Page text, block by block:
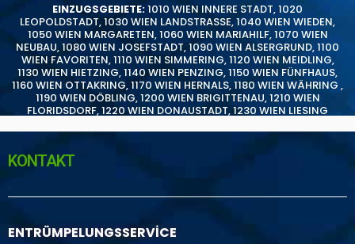
EINZUGSGEBIETE:1010 WIEN INNERE STADT,1020
LEOPOLDSTADT,1030 WIEN LANDSTRASSE,1040 WIEN WIEDEN,
1050 WIEN MARGARETEN,1060 WIEN MARIAHILF,1070 WIEN
NEUBAU,1080 WIEN JOSEFSTADT,1090 WIEN ALSERGRUND,1100
WIEN FAVORITEN,1110 WIEN SIMMERING,1120 WIEN MEIDLING,
1130 WIEN HIETZING,1140 WIEN PENZING,1150 WIEN FÜNFHAUS,
1160 WIEN OTTAKRING,1170 WIEN HERNALS,1180 WIEN WÄHRING ,
1190 WIEN DÖBLING,1200 WIEN BRIGITTENAU,1210 WIEN
FLORIDSDORF,1220 WIEN DONAUSTADT,1230 WIEN LIESING
KONTAKT
ENTRÜMPELUNGSSERVİCE